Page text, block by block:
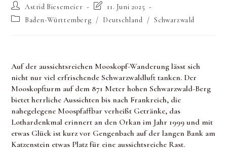
Beitrags-
Autor:
Astrid Biesemeier
Beitrag
zuletzt
geändert
11. Juni 2025
Beitrags-Baden-Württemberg / Deutschland / Schwarzwald
Auf der aussichtsreichen Mooskopf-Wanderung lässt sich
nicht nur viel erfrischende Schwarzwaldluft tanken. Der
Mooskopfturm auf dem 871 Meter hohen Schwarzwald-Berg
bietet herrliche Aussichten bis nach Frankreich, die
nahegelegene Moospfaffbar verheißt Getränke, das
Lothardenkmal erinnert an den Orkan im Jahr 1999 und mit
etwas Glück ist kurz vor Gengenbach auf der langen Bank am
Katzenstein etwas Platz für eine aussichtsreiche Rast.